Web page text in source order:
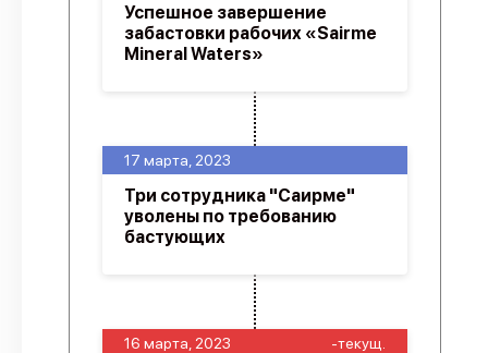
16 марта, 2023 -текущ.
17 марта, 2023
Три сотрудника "Саирме"
уволены по требованию
бастующих
Успешное завершение
забастовки рабочих «Sairme
Mineral Waters»